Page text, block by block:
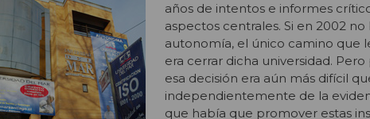
años de intentos e informes
aspectos centrales. Si en 2002
autonomía, el único camino que
era cerrar dicha universidad.
esa decisión era aún más difícil
independientemente de la
que había que promover estas